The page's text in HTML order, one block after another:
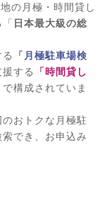
の月極・時間貸し
日本最大級の総
「月極駐車場検
する
「時間貸し
構成されていま
おトクな月極駐
でき、お申込み